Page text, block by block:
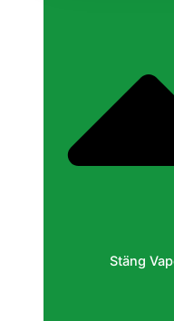
Stäng